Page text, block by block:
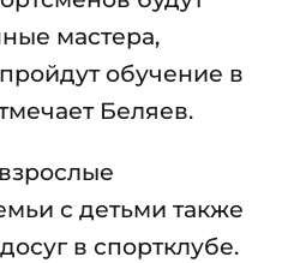
мастера,
обучение в
Беляев.
с детьми также
в спортклубе.